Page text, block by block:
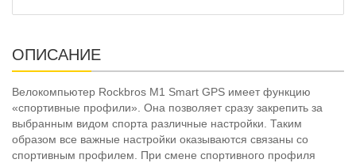
ОПИСАНИЕ
Велокомпьютер Rockbros M1 Smart GPS имеет функцию
«спортивные профили». Она позволяет сразу закрепить за
выбранным видом спорта различные настройки. Таким
образом все важные настройки оказываются связаны со
спортивным профилем. При смене спортивного профиля